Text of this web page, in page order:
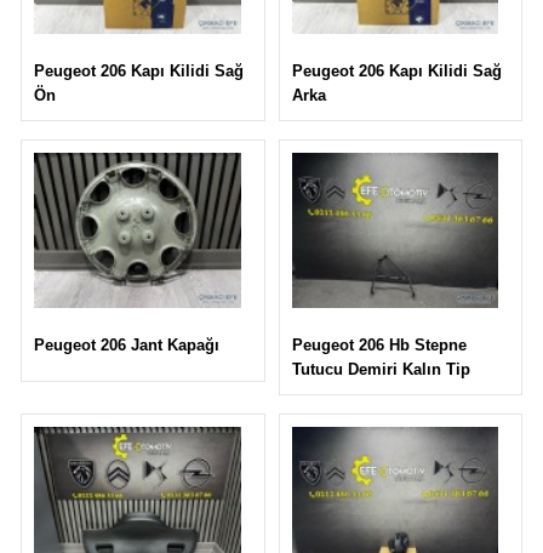
Peugeot 206 Kapı Kilidi Sağ
Ön
Peugeot 206 Kapı Kilidi Sağ
Arka
Peugeot 206 Jant Kapağı
Peugeot 206 Hb Stepne
Tutucu Demiri Kalın Tip